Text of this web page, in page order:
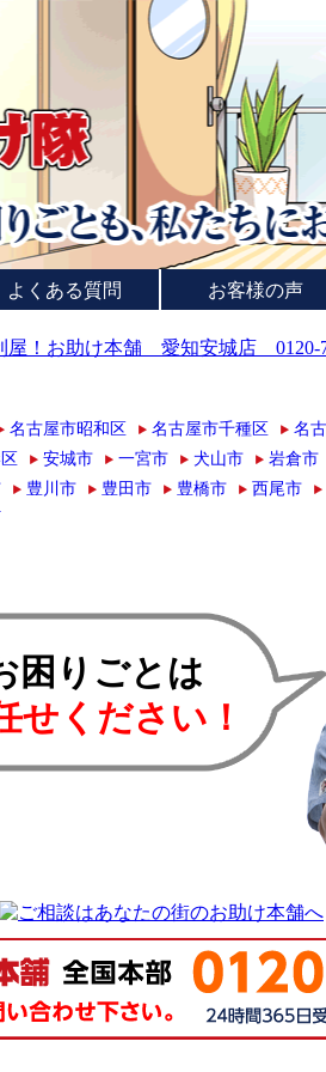
よくある質問 お客様の声
名古屋市昭和区 名古屋市千種区 名
安城市 一宮市 犬山市 岩倉市
豊川市 豊田市 豊橋市 西尾市
困りごとは
せください！